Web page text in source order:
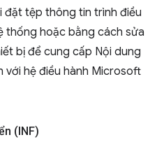
đặt tệp thông tin trình điều
thống hoặc bằng cách sửa
bị để cung cấp Nội dung
với hệ điều hành Microsoft
(INF)